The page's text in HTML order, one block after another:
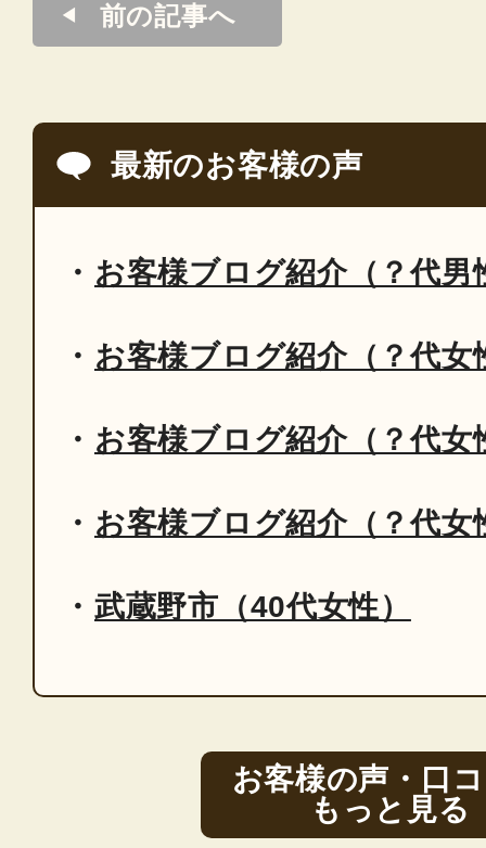
前の記事へ
最新のお客様の声
お客様ブログ紹介（？代男
お客様ブログ紹介（？代女
お客様ブログ紹介（？代女
お客様ブログ紹介（？代女
武蔵野市（40代女性）
お客様の声・口
もっと見る